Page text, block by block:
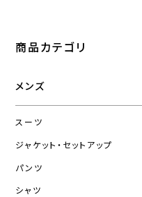
商品カテゴリ
メンズ
スーツ
ジャケット・セットアップ
パンツ
シャツ